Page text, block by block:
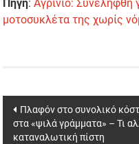
Πηγή:Αγρίνιο: Συνελήφθη
μοτοσυκλέτα της χωρίς
Post
navigation
Πλαφόν στο συνολικό
στα «ψιλά γράμματα» – Τι
καταναλωτική πίστη